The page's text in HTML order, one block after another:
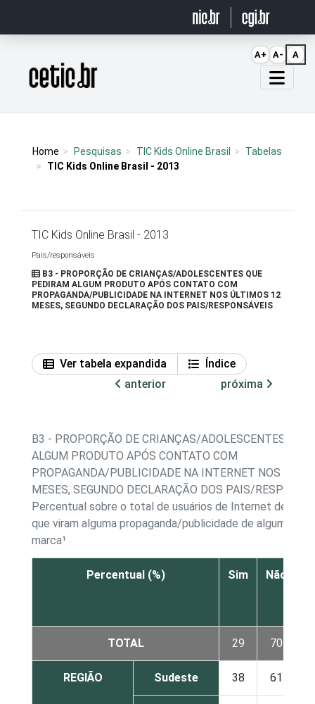
Página inicial
Home Pesquisas TIC Kids Online Brasil
Tabelas
TIC Kids Online Brasil - 2013
TIC Kids Online Brasil - 2013
Pais/responsáveis
B3 - PROPORÇÃO DE CRIANÇAS/ADOLESCENTES QUE
PEDIRAM ALGUM PRODUTO APÓS CONTATO COM
PROPAGANDA/PUBLICIDADE NA INTERNET NOS ÚLTIMOS 12
MESES, SEGUNDO DECLARAÇÃO DOS PAIS/RESPONSÁVEIS
Ver tabela expandida
Índice
anterior
próxima
B3 - PROPORÇÃO DE CRIANÇAS/ADOLESCENTES QUE
ALGUM PRODUTO APÓS CONTATO COM
PROPAGANDA/PUBLICIDADE NA INTERNET NOS
MESES, SEGUNDO DECLARAÇÃO DOS PAIS/
Percentual sobre o total de usuários de Internet de 9 a
que viram alguma propaganda/publicidade de algum
marca¹
Percentual (%) Sim
Não
TOTAL 29 70
REGIÃO Sudeste 38 61
A+ A- A